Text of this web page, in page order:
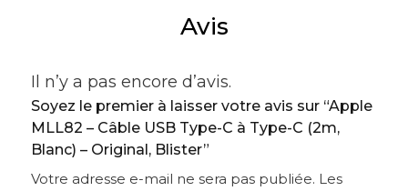
Avis
Il n’y a pas encore d’avis.
Soyez le premier à laisser votre avis sur “Apple
MLL82 – Câble USB Type-C à Type-C (2m,
Blanc) – Original, Blister”
Votre adresse e-mail ne sera pas publiée. Les